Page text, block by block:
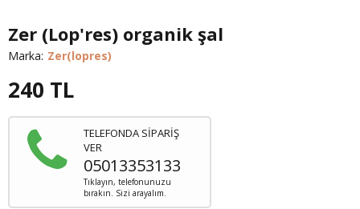
Zer (Lop'res) organik şal
Marka: Zer(lopres)
240 TL
TELEFONDA SİPARİŞ
VER
05013353133
Tıklayın, telefonunuzu
bırakın. Sizi arayalım.